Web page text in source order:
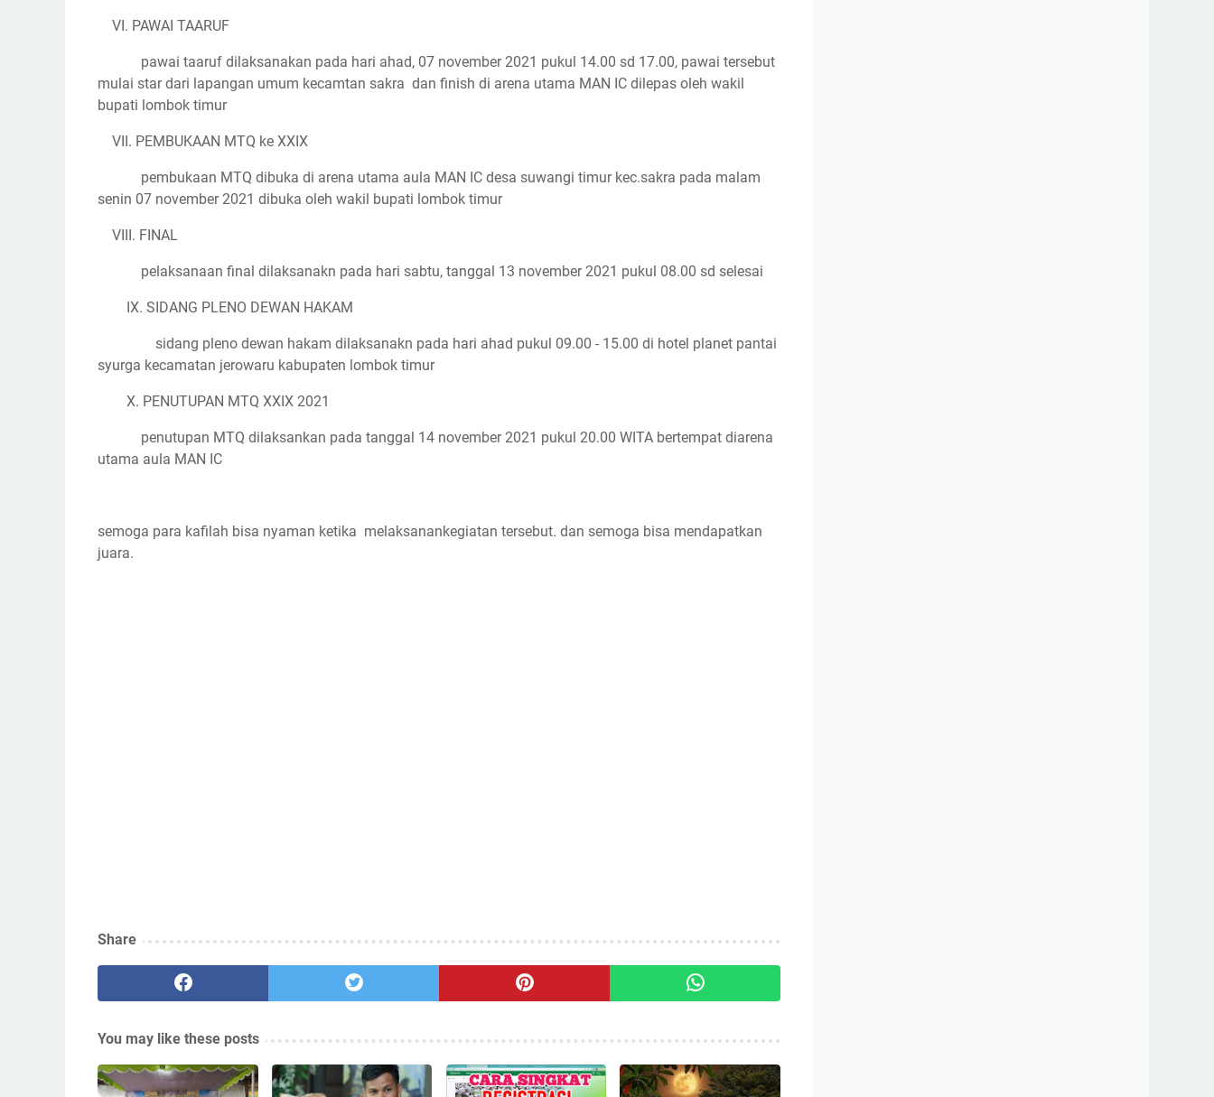
VI. PAWAI TAARUF
pawai taaruf dilaksanakan pada hari ahad, 07 november 2021 pukul 14.00 sd 17.00, pawai tersebut
mulai star dari lapangan umum kecamtan sakra dan finish di arena utama MAN IC dilepas oleh wakil
bupati lombok timur
VII. PEMBUKAAN MTQ ke XXIX
pembukaan MTQ dibuka di arena utama aula MAN IC desa suwangi timur kec.sakra pada malam
senin 07 november 2021 dibuka oleh wakil bupati lombok timur
VIII. FINAL
pelaksanaan final dilaksanakn pada hari sabtu, tanggal 13 november 2021 pukul 08.00 sd selesai
IX. SIDANG PLENO DEWAN HAKAM
sidang pleno dewan hakam dilaksanakn pada hari ahad pukul 09.00 - 15.00 di hotel planet pantai
syurga kecamatan jerowaru kabupaten lombok timur
X. PENUTUPAN MTQ XXIX 2021
penutupan MTQ dilaksankan pada tanggal 14 november 2021 pukul 20.00 WITA bertempat diarena
utama aula MAN IC
semoga para kafilah bisa nyaman ketika melaksanankegiatan tersebut. dan semoga bisa mendapatkan
juara.
Share
You may like these posts